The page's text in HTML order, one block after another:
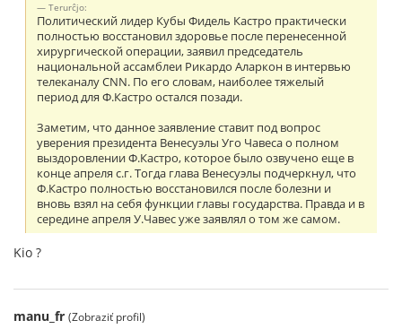
Terurĉjo:
Политический лидер Кубы Фидель Кастро практически
полностью восстановил здоровье после перенесенной
хирургической операции, заявил председатель
национальной ассамблеи Рикардо Аларкон в интервью
телеканалу CNN. По его словам, наиболее тяжелый
период для Ф.Кастро остался позади.
Заметим, что данное заявление ставит под вопрос
уверения президента Венесуэлы Уго Чавеса о полном
выздоровлении Ф.Кастро, которое было озвучено еще в
конце апреля с.г. Тогда глава Венесуэлы подчеркнул, что
Ф.Кастро полностью восстановился после болезни и
вновь взял на себя функции главы государства. Правда и в
середине апреля У.Чавес уже заявлял о том же самом.
Kio ?
manu_fr (Zobraziť profil)